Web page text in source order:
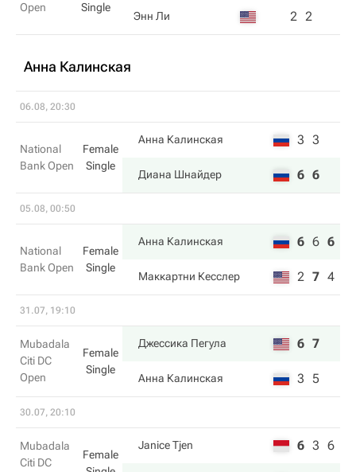
Open
Single
Энн Ли 2 2
Анна Калинская
06.08, 20:30
National
Bank Open
Female
Single
Анна Калинская 3 3
Диана Шнайдер 6 6
05.08, 00:50
National
Bank Open
Female
Single
Анна Калинская 6 6 6
Маккартни Кесслер 2 7 4
31.07, 19:10
Mubadala
Citi DC
Open
Female
Single
Джессика Пегула 6 7
Анна Калинская 3 5
30.07, 20:10
Mubadala
Citi DC
Female
Janice Tjen 6 3 6